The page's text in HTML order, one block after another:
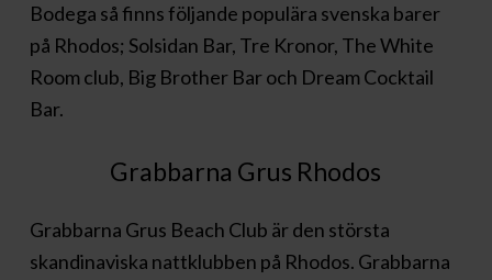
Bodega så finns följande populära svenska barer
på Rhodos; Solsidan Bar, Tre Kronor, The White
Room club, Big Brother Bar och Dream Cocktail
Bar.
Grabbarna Grus Rhodos
Grabbarna Grus Beach Club är den största
skandinaviska nattklubben på Rhodos. Grabbarna